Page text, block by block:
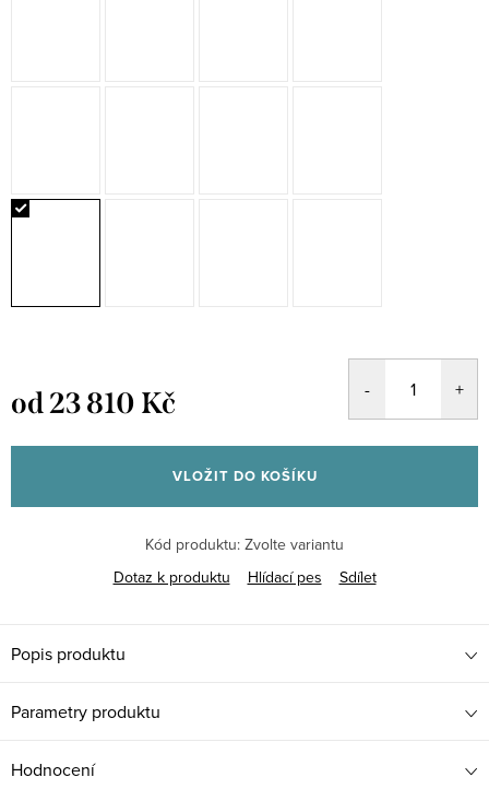
od23 810 Kč
cena:
VLOŽIT DO KOŠÍKU
Kód produktu: Zvolte variantu
Dotaz k produktu
Hlídací pes Sdílet
Popis produktu
Parametry produktu
Hodnocení